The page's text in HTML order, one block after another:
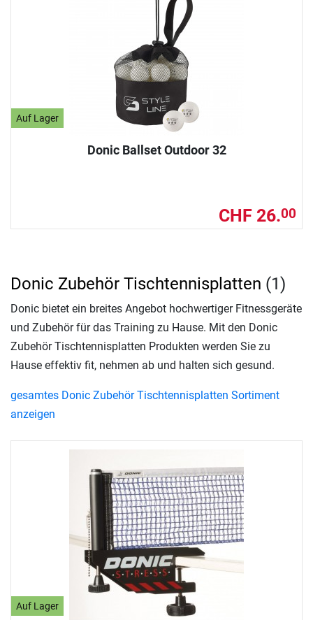
Auf Lager
Donic Ballset Outdoor 32
CHF 26.00
Auf Lager
Donic Zubehör Tischtennisplatten (1)
Donic bietet ein breites Angebot hochwertiger Fitnessgeräte
und Zubehör für das Training zu Hause. Mit den Donic
Zubehör Tischtennisplatten Produkten werden Sie zu
Hause effektiv fit, nehmen ab und halten sich gesund.
gesamtes Donic Zubehör Tischtennisplatten Sortiment
anzeigen